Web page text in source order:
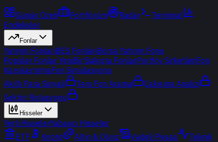
Günün Özeti Portföyüm Radar
Terminal
Endeksler
Fonlar
Yatırım FonlarıBES FonlarıBorsa Yatırım Fonu
Popüler Fonlar YeniBir Bakışta FonlarPortföy ŞirketleriFon
KarşılaştırmaFon Simülasyonu
Akıllı Para Sinyali
Ters Fon Arama
Çakışma Analizi
Sektör Rotasyonu
Hisseler
Yerli HisselerYabancı Hisseler
ETF
Kripto Altın & Döviz Vadeli Piyasa
Teknik